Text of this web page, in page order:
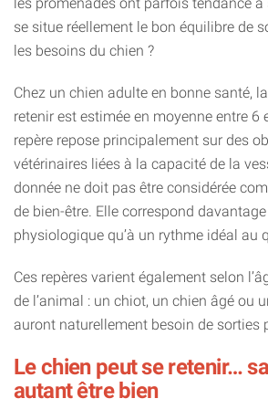
se situe réellement le bon équilibre de
les besoins du chien ?
Chez un chien adulte en bonne santé,
retenir est estimée en moyenne entre 6
repère repose principalement sur des
vétérinaires liées à la capacité de la
donnée ne doit pas être considérée
de bien-être. Elle correspond
physiologique qu’à un rythme idéal au
Ces repères varient également selon
de l’animal : un chiot, un chien âgé ou
auront naturellement besoin de sorties
Le chien peut se retenir…
autant être bien